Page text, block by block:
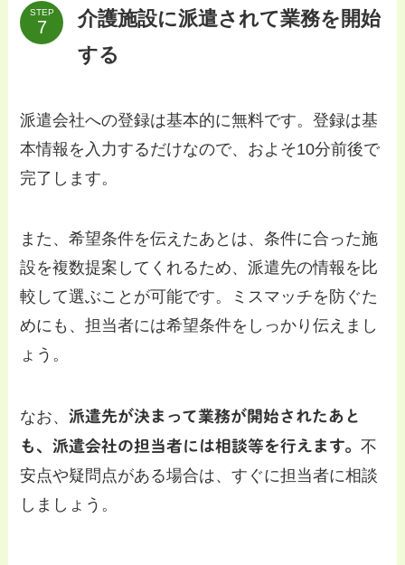
STEP
介護施設に派遣されて業務を開始
する
派遣会社への登録は基本的に無料です。登録は基
本情報を入力するだけなので、およそ10分前後で
完了します。
また、希望条件を伝えたあとは、条件に合った施
設を複数提案してくれるため、派遣先の情報を比
較して選ぶことが可能です。ミスマッチを防ぐた
めにも、担当者には希望条件をしっかり伝えまし
ょう。
なお、派遣先が決まって業務が開始されたあと
も、派遣会社の担当者には相談等を行えます。不
安点や疑問点がある場合は、すぐに担当者に相談
しましょう。